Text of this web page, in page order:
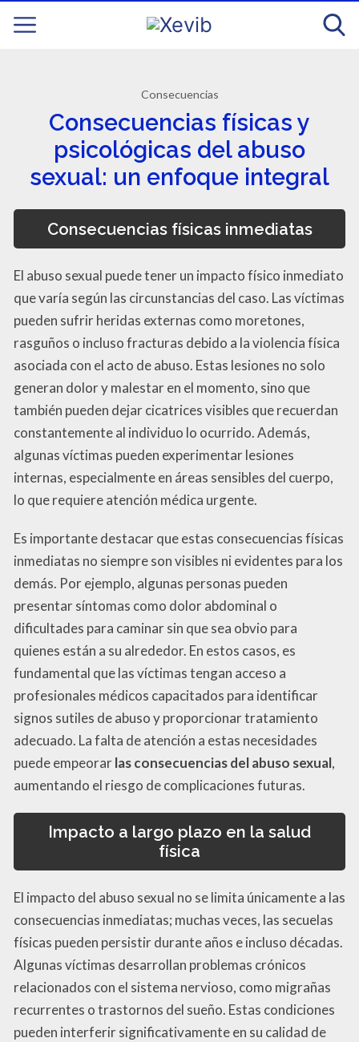
Consecuencias
Consecuencias físicas y
psicológicas del abuso
sexual: un enfoque integral
Consecuencias físicas inmediatas
El abuso sexual puede tener un impacto físico inmediato
que varía según las circunstancias del caso. Las víctimas
pueden sufrir heridas externas como moretones,
rasguños o incluso fracturas debido a la violencia física
asociada con el acto de abuso. Estas lesiones no solo
generan dolor y malestar en el momento, sino que
también pueden dejar cicatrices visibles que recuerdan
constantemente al individuo lo ocurrido. Además,
algunas víctimas pueden experimentar lesiones
internas, especialmente en áreas sensibles del cuerpo,
lo que requiere atención médica urgente.
Es importante destacar que estas consecuencias físicas
inmediatas no siempre son visibles ni evidentes para los
demás. Por ejemplo, algunas personas pueden
presentar síntomas como dolor abdominal o
dificultades para caminar sin que sea obvio para
quienes están a su alrededor. En estos casos, es
fundamental que las víctimas tengan acceso a
profesionales médicos capacitados para identificar
signos sutiles de abuso y proporcionar tratamiento
adecuado. La falta de atención a estas necesidades
puede empeorarlas consecuencias del abuso sexual,
aumentando el riesgo de complicaciones futuras.
Impacto a largo plazo en la salud
física
El impacto del abuso sexual no se limita únicamente a las
consecuencias inmediatas; muchas veces, las secuelas
físicas pueden persistir durante años e incluso décadas.
Algunas víctimas desarrollan problemas crónicos
relacionados con el sistema nervioso, como migrañas
recurrentes o trastornos del sueño. Estas condiciones
pueden interferir significativamente en su calidad de